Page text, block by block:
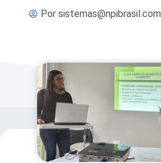
Porsistemas@npibrasil.com